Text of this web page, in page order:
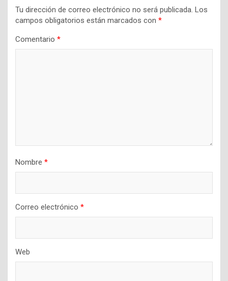
Tu dirección de correo electrónico no será publicada. Los
campos obligatorios están marcados con *
Comentario *
Nombre *
Correo electrónico *
Web